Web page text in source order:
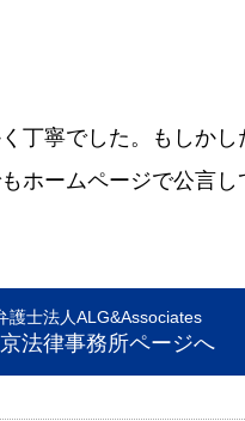
丁寧でした。もしか
ホームページで公言
護士法人ALG&Associates
法律事務所ページへ